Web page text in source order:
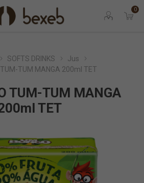
0
SOFTS DRINKS
Jus
TUM-TUM MANGA 200ml TET
TUM-TUM MANGA
TET